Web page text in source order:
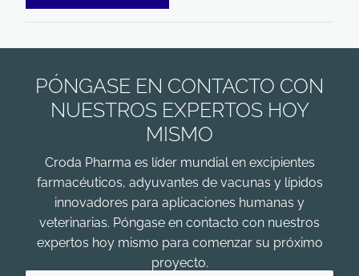
PÓNGASE EN CONTACTO CON
NUESTROS EXPERTOS HOY
MISMO
Croda Pharma es líder mundial en excipientes
farmacéuticos, adyuvantes de vacunas y lípidos
innovadores para aplicaciones humanas y
veterinarias. Póngase en contacto con nuestros
expertos hoy mismo para comenzar su próximo
proyecto.